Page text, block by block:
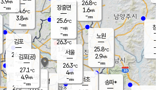
24.6℃
3.8m/s
-mm
창
-
-m/
-
m/s
-mm
김포
26.6℃
-m/s
mm
광명
부천
27.7℃
구로
은평
26.3℃
1.8 m/s
- mm
노원
25.8℃
2.9m/s
-mm
송파*
서초
26.8℃
1.6m/s
-mm
장흥면
25.6℃
-m/s
-mm
김포(공)
27.1℃
4.9m/s
-mm
서울
26.3℃
4m/s
-mm